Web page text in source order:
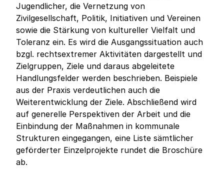
Jugendlicher, die Vernetzung von
Zivilgesellschaft, Politik, Initiativen und Vereinen
sowie die Stärkung von kultureller Vielfalt und
Toleranz ein. Es wird die Ausgangssituation auch
bzgl. rechtsextremer Aktivitäten dargestellt und
Zielgruppen, Ziele und daraus abgeleitete
Handlungsfelder werden beschrieben. Beispiele
aus der Praxis verdeutlichen auch die
Weiterentwicklung der Ziele. Abschließend wird
auf generelle Perspektiven der Arbeit und die
Einbindung der Maßnahmen in kommunale
Strukturen eingegangen, eine Liste sämtlicher
geförderter Einzelprojekte rundet die Broschüre
ab.